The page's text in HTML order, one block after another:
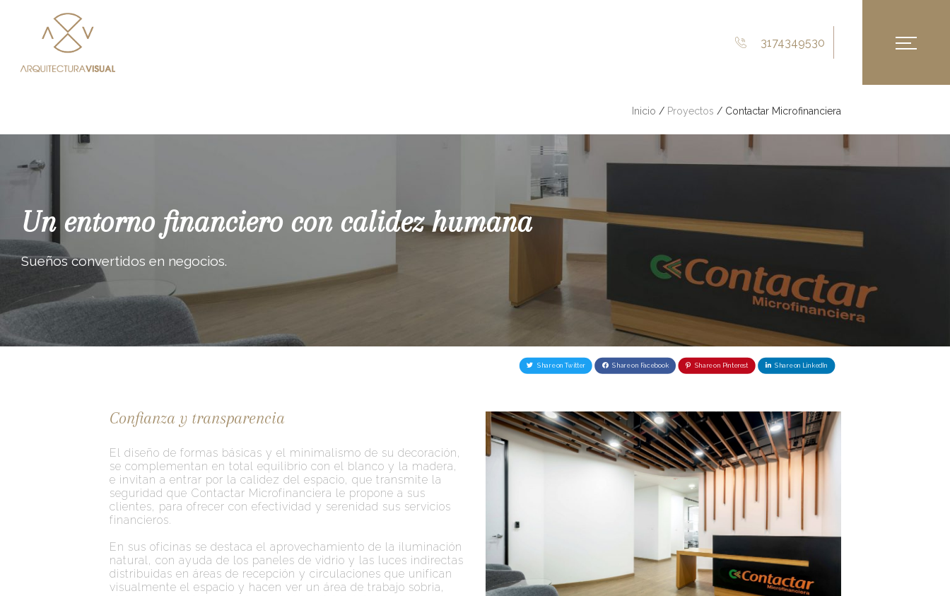
3174349530
Inicio / Proyectos / Contactar Microfinanciera
Un entorno financiero con calidez humana
Sueños convertidos en negocios.
Share on Twitter Share on Facebook Share on Pinterest Share on LinkedIn
Confianza y transparencia
El diseño de formas básicas y el minimalismo de su decoración,
se complementan en total equilibrio con el blanco y la madera,
e invitan a entrar por la calidez del espacio, que transmite la
seguridad que Contactar Microfinanciera le propone a sus
clientes, para ofrecer con efectividad y serenidad sus servicios
financieros.
En sus oficinas se destaca el aprovechamiento de la iluminación
natural, con ayuda de los paneles de vidrio y las luces indirectas
distribuidas en áreas de recepción y circulaciones que unifican
visualmente el espacio y hacen ver un área de trabajo sobria,